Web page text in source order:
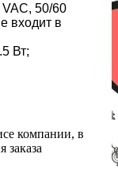
50/60
входит в
Вт;
компании, в
заказа